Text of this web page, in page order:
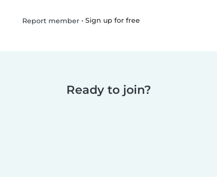
Report member• Sign up for free
Ready to join?